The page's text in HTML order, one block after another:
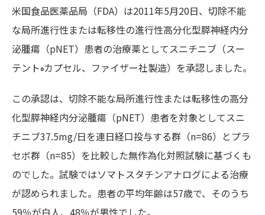
米国食品医薬品局（FDA）は2011年5月20日、切除不能
な局所進行性または転移性の進行性高分化型膵神経内分
泌腫瘍（pNET）患者の治療薬としてスニチニブ（スー
テント®カプセル、ファイザー社製造）を承認しました。
この承認は、切除不能な局所進行性または転移性の高分
化型膵神経内分泌腫瘍（pNET）患者を対象としてスニ
チニブ37.5mg/日を連日経口投与する群（n=86）とプラ
セボ群（n=85）を比較した無作為化対照試験に基づくも
のでした。試験ではソマトスタチンアナログによる治療
が認められました。患者の平均年齢は57歳で、そのうち
59％が白人、48％が男性でした。